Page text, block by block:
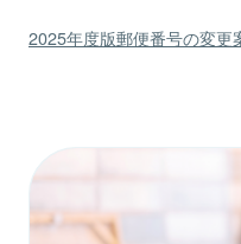
2025年度版郵便番号の変更